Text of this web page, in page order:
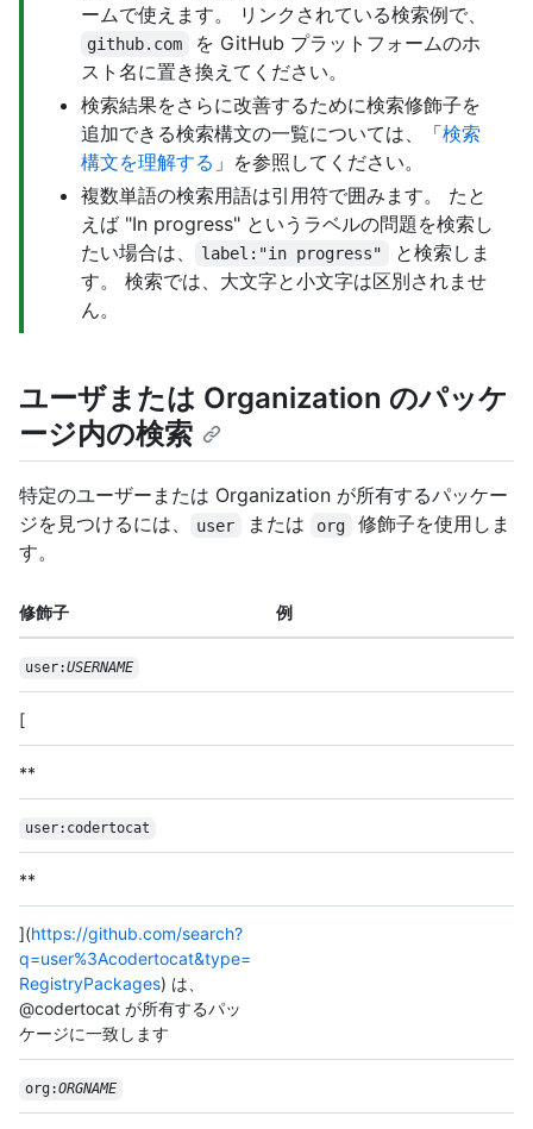
ームで使えます。 リンクされている検索例で、
github.com
を GitHub プラットフォームのホ
スト名に置き換えてください。
検索結果をさらに改善するために検索修飾子を
追加できる検索構文の一覧については、「検索
構文を理解する 」を参照してください。
複数単語の検索用語は引用符で囲みます。 たと
えば "In progress" というラベルの問題を検索し
たい場合は、
label:"in progress"
と検索しま
す。 検索では、大文字と小文字は区別されませ
ん。
ユーザまたは Organization のパッケ
ージ内の検索
特定のユーザーまたは Organization が所有するパッケー
ジを見つけるには、
user または org
修飾子を使用しま
す。
修飾子 例
user:USERNAME
[
**
user:codertocat
**
](https://github.com/search?
q=user%3Acodertocat&type=
RegistryPackages) は、
@codertocat が所有するパッ
ケージに一致します
org:ORGNAME